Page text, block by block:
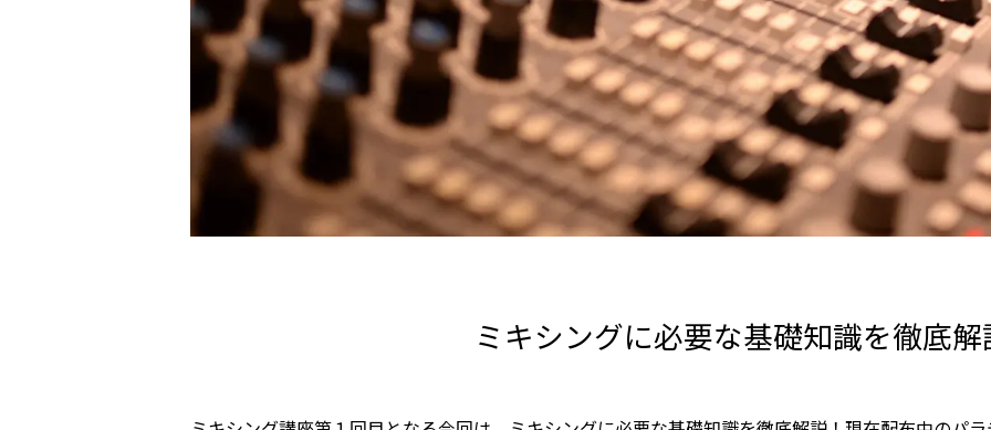
ミキシングに必要な基礎知識を徹底解